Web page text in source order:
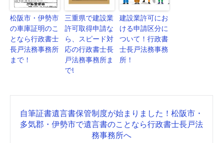
松阪市・伊勢市
の車庫証明のこ
となら行政書士
長戸法務事務所
まで！
三重県で建設業
許可取得申請な
ら、スピード対
応の行政書士長
戸法務事務所ま
で!
建設業許可にお
ける申請区分に
ついて！行政書
士長戸法務事務
所！
navigation
自筆証書遺言書保管制度が始まりました！松阪市・
多気郡・伊勢市で遺言書のことなら行政書士長戸法
務事務所へ